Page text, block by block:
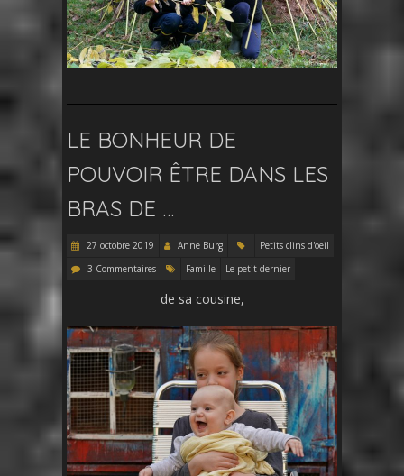
LE BONHEUR DE
POUVOIR ÊTRE DANS LES
BRAS DE …
27 octobre 2019 Anne Burg
Petits clins d'oeil
3 Commentaires
Famille Le petit dernier
de sa cousine,